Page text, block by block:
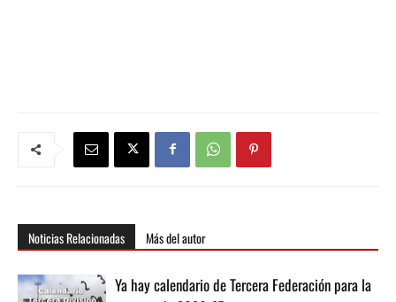
Noticias Relacionadas Más del autor
Ya hay calendario de Tercera Federación para la